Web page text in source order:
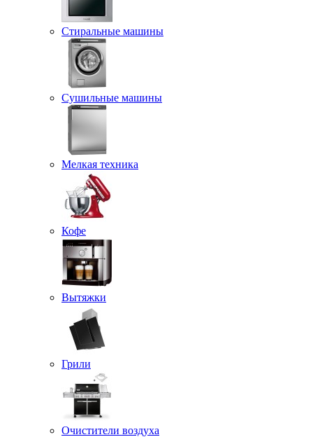
Стиральные машины
Сушильные машины
Мелкая техника
Кофе
Вытяжки
Грили
Очистители воздуха